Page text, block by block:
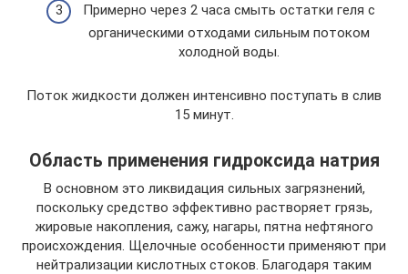
Примерно через 2 часа смыть остатки геля с
органическими отходами сильным потоком
холодной воды.
Поток жидкости должен интенсивно поступать в слив
15 минут.
Область применения гидроксида натрия
В основном это ликвидация сильных загрязнений,
поскольку средство эффективно растворяет грязь,
жировые накопления, сажу, нагары, пятна нефтяного
происхождения. Щелочные особенности применяют при
нейтрализации кислотных стоков. Благодаря таким